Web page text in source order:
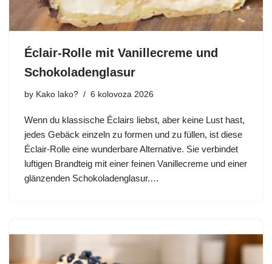
Éclair-Rolle mit Vanillecreme und
Schokoladenglasur
by Kako lako? 6 kolovoza 2026
Wenn du klassische Éclairs liebst, aber keine Lust hast,
jedes Gebäck einzeln zu formen und zu füllen, ist diese
Éclair-Rolle eine wunderbare Alternative. Sie verbindet
luftigen Brandteig mit einer feinen Vanillecreme und einer
glänzenden Schokoladenglasur.…